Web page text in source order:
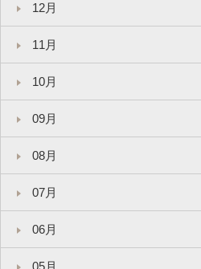
12月
11月
10月
09月
08月
07月
06月
05月